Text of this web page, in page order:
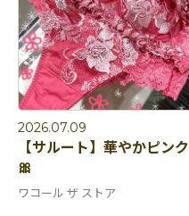
2026.07.09
【サルート】華やかピンク
🎀
ワコール ザ ストア